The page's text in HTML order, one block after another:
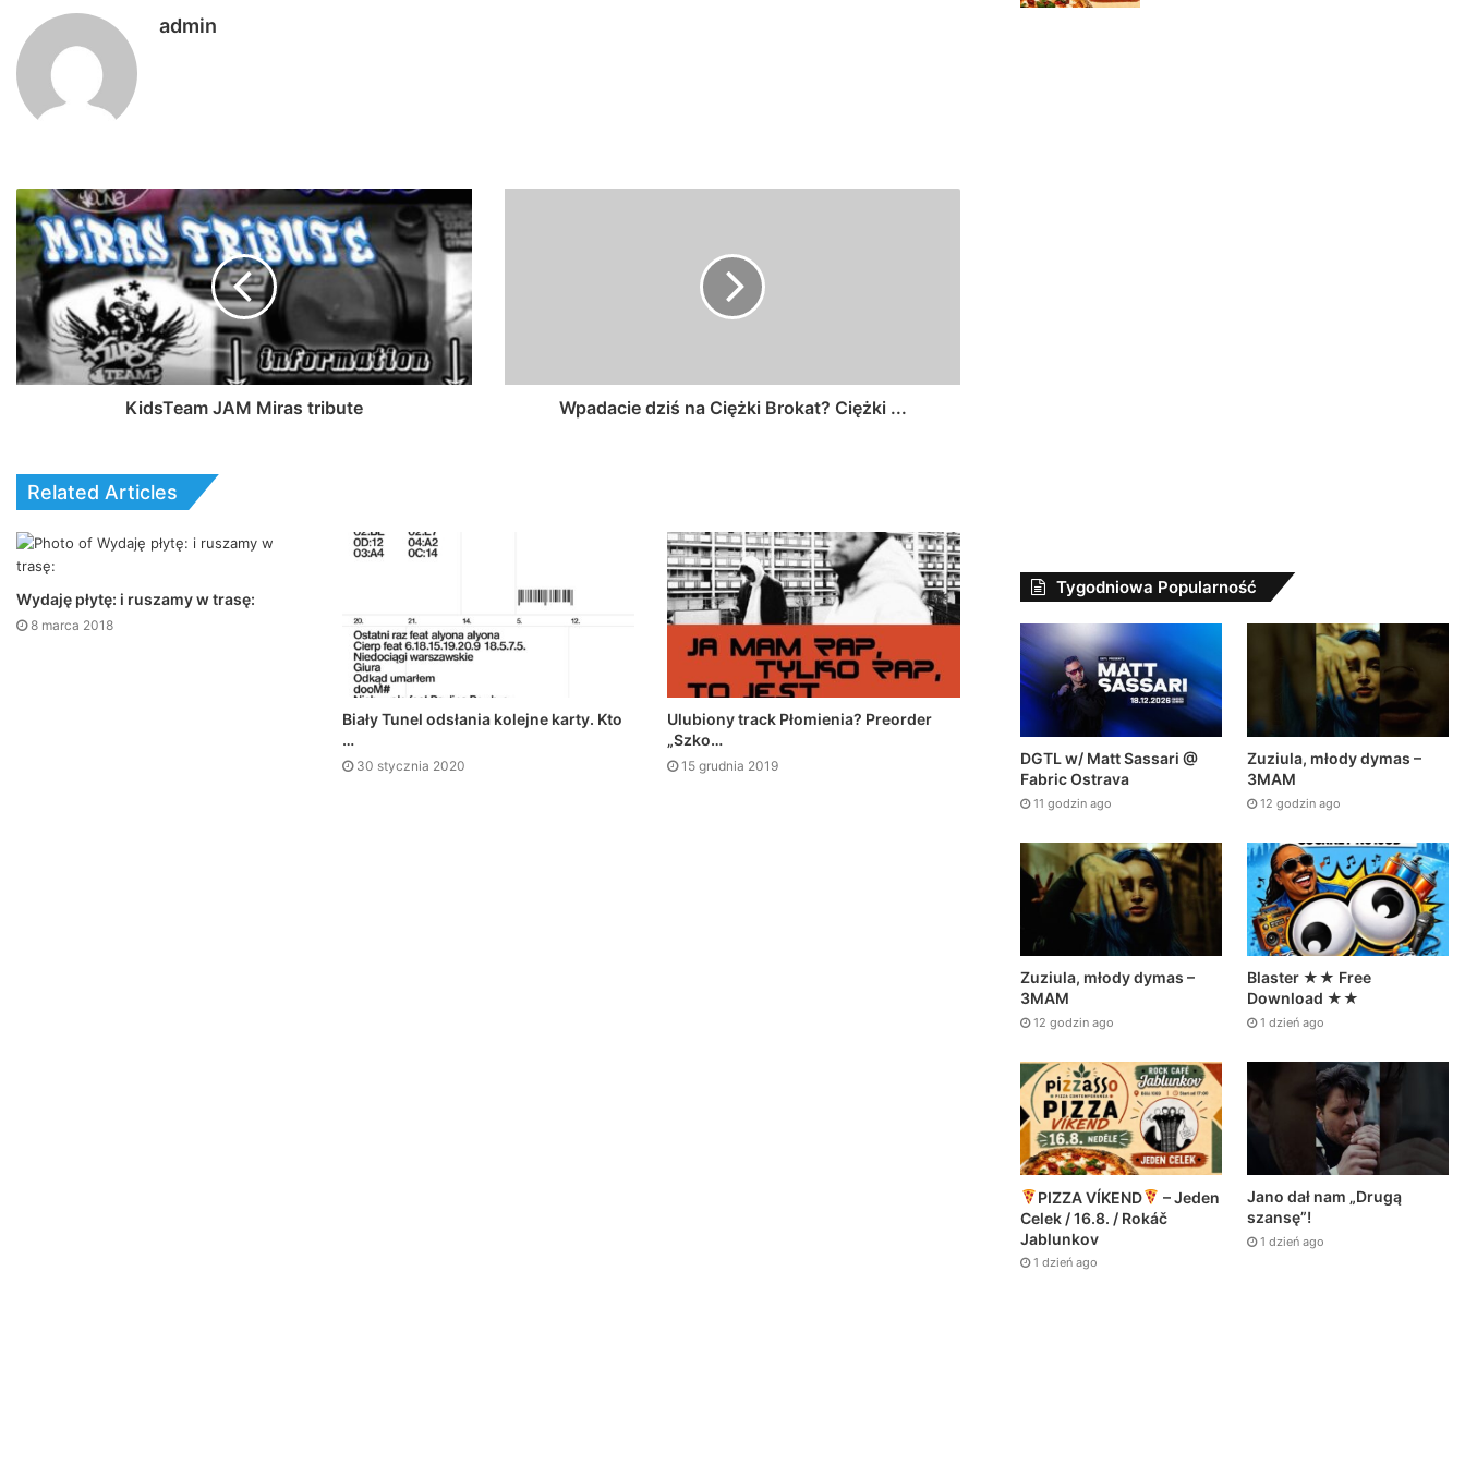
admin
KidsTeam JAM Miras tribute Wpadacie dziś na Ciężki Brokat? Ciężki ...
Related Articles
Wydaję płytę: i ruszamy w trasę:
8 marca 2018
Biały Tunel odsłania kolejne karty. Kto
…
30 stycznia 2020
Ulubiony track Płomienia? Preorder
„Szko…
15 grudnia 2019
Tygodniowa Popularność
DGTL w/ Matt Sassari @
Fabric Ostrava
11 godzin ago
Zuziula, młody dymas –
3MAM
12 godzin ago
Zuziula, młody dymas –
3MAM
12 godzin ago
Blaster ★★ Free
Download ★★
1 dzień ago
PIZZA VÍKEND
– Jeden
Celek / 16.8. / Rokáč
Jablunkov
1 dzień ago
Jano dał nam „Drugą
szansę”!
1 dzień ago